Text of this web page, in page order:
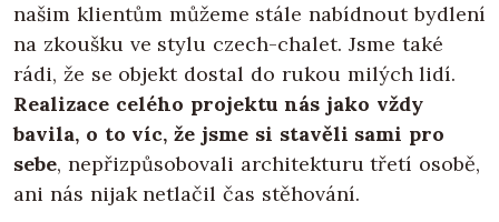
našim klientům můžeme stále nabídnout bydlení
na zkoušku ve stylu czech-chalet. Jsme také
rádi, že se objekt dostal do rukou milých lidí.
Realizace celého projektu nás jako vždy
bavila, o to víc, že jsme si stavěli sami pro
sebe, nepřizpůsobovali architekturu třetí osobě,
ani nás nijak netlačil čas stěhování.